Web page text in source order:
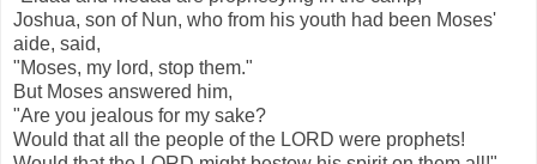
Joshua, son of Nun, who from his youth had been Moses'
aide, said,
"Moses, my lord, stop them."
But Moses answered him,
"Are you jealous for my sake?
Would that all the people of the LORD were prophets!